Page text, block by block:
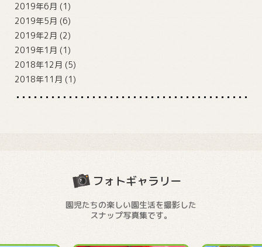
2019年6月 (1)
2019年5月 (6)
2019年2月 (2)
2019年1月 (1)
2018年12月 (5)
2018年11月 (1)
フォトギャラリー
園児たちの楽しい園生活を撮影した
スナップ写真集です。